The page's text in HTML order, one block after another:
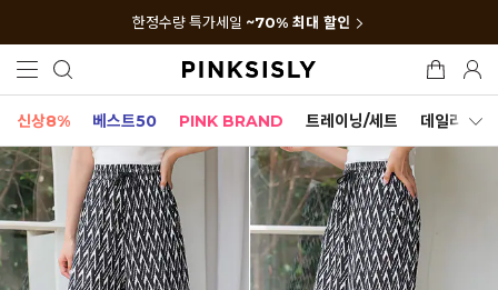
한정수량 특가세일 ~70% 최대 할인
신상8% 베스트50 PINK BRAND 트레이닝/세트 데일리세트